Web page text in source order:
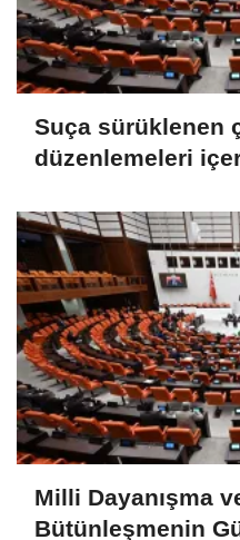
Suça sürüklenen
düzenlemeleri
Milli Dayanışma
Bütünleşmenin